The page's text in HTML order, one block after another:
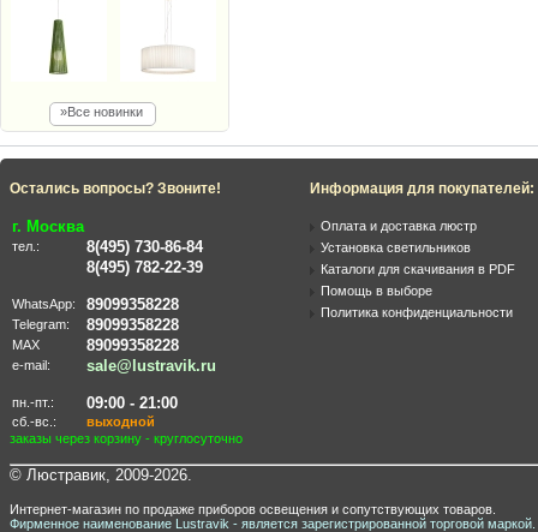
»Все новинки
Остались вопросы? Звоните!
г. Москва
тел.:
8(495) 730-86-84
8(495) 782-22-39
WhatsApp: 89099358228
Telegram: 89099358228
MAX 89099358228
e-mail: sale@lustravik.ru
пн.-пт.: 09:00 - 21:00
сб.-вс.:
выходной
заказы через корзину - круглосуточно
Информация для покупателей:
Оплата и доставка люстр
Установка светильников
Каталоги для скачивания в PDF
Помощь в выборе
Политика конфиденциальности
© Люстравик, 2009-2026.
Интернет-магазин по продаже приборов освещения и сопутствующих товаров.
Фирменное наименование Lustravik - является зарегистрированной торговой